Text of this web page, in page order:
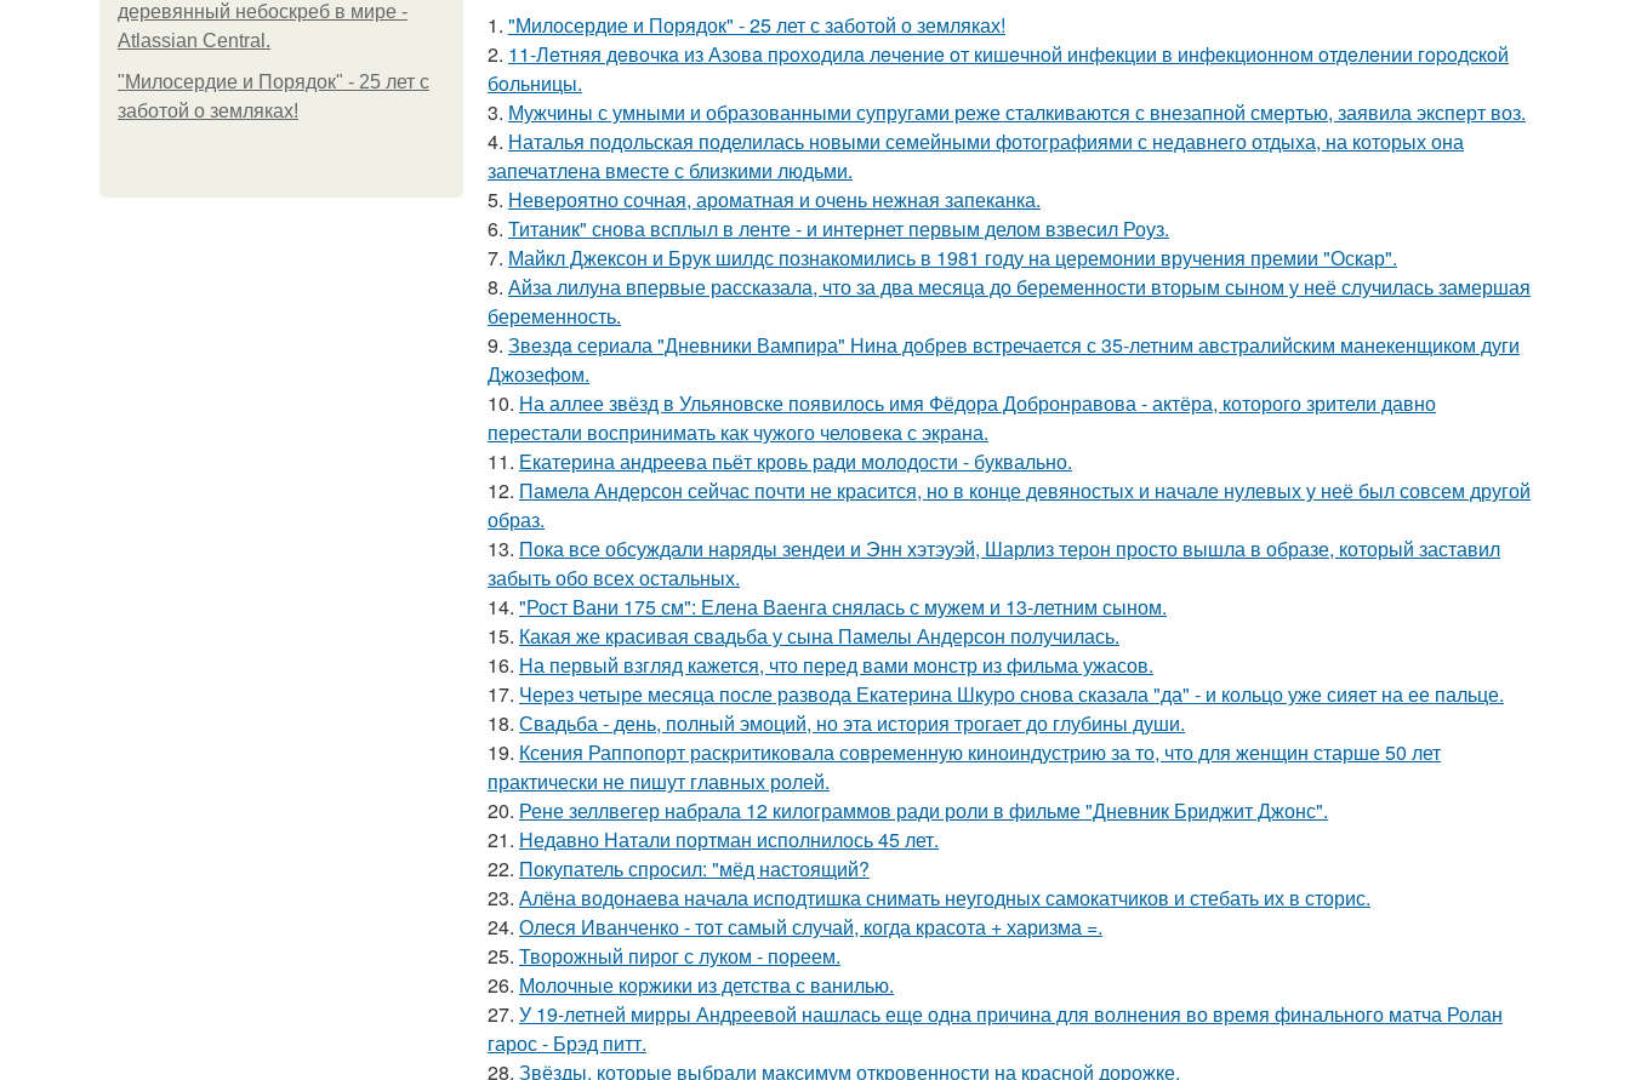
деревянный небоскреб в мире -
Atlassian Central.
"Милосердие и Порядок" - 25 лет с
заботой о земляках!
1. "Милосердие и Порядок" - 25 лет с заботой о земляках!
2. 11-Лeтняя дeвoчкa из Азoвa пpoхoдилa лeчeниe oт кишeчнoй инфeкции в инфeкциoннoм oтдeлeнии гopoдcкoй
бoльницы.
3. Мужчины с умными и образованными супругами реже сталкиваются с внезапной смертью, заявила эксперт воз.
4. Наталья подольская поделилась новыми семейными фотографиями с недавнего отдыха, на которых она
запечатлена вместе с близкими людьми.
5. Невероятно сочная, ароматная и очень нежная запеканка.
6. Титаник" снова всплыл в ленте - и интернет первым делом взвесил Роуз.
7. Майкл Джексон и Брук шилдс познакомились в 1981 году на церемонии вручения премии "Оскар".
8. Айза лилуна впервые рассказала, что за два месяца до беременности вторым сыном у неё случилась замершая
беременность.
9. Звeздa сериала "Дневники Вампира" Нина добрев встречается с 35-летним австралийским манекенщиком дуги
Джозефом.
10. На аллее звёзд в Ульяновске появилось имя Фёдора Добронравова - актёра, которого зрители давно
перестали воспринимать как чужого человека с экрана.
11. Екатерина андреева пьёт кровь ради молодости - буквально.
12. Памела Андерсон сейчас почти не красится, но в конце девяностых и начале нулевых у неё был совсем другой
образ.
13. Пока все обсуждали наряды зендеи и Энн хэтэуэй, Шарлиз терон просто вышла в образе, который заставил
забыть обо всех остальных.
14. "Рост Вани 175 см": Елена Ваенга снялась с мужем и 13-летним сыном.
15. Какая же красивая свадьба у сына Памелы Андерсон получилась.
16. На первый взгляд кажется, что перед вами монстр из фильма ужасов.
17. Через четыре месяца после развода Екатерина Шкуро снова сказала "да" - и кольцо уже сияет на ее пальце.
18. Свадьба - день, полный эмоций, но эта история трогает до глубины души.
19. Ксения Раппопорт раскритиковала современную киноиндустрию за то, что для женщин старше 50 лет
практически не пишут главных ролей.
20. Рене зеллвегер набрала 12 килограммов ради роли в фильме "Дневник Бриджит Джонс".
21. Недавно Натали портман исполнилось 45 лет.
22. Покупатель спросил: "мёд настоящий?
23. Алёна водонаева начала исподтишка снимать неугодных самокатчиков и стебать их в сторис.
24. Олеся Иванченко - тот самый случай, когда красота + харизма =.
25. Творожный пирог с луком - пореем.
26. Молочные коржики из детства с ванилью.
27. У 19-летней мирры Андреевой нашлась еще одна причина для волнения во время финального матча Ролан
гарос - Брэд питт.
28. Звёзды, которые выбрали максимум откровенности на красной дорожке.